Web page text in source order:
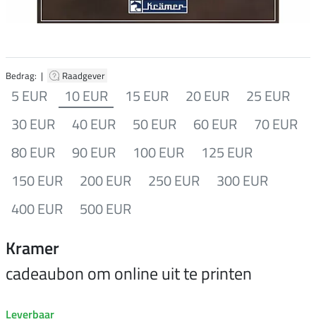
Bedrag: | Raadgever
5 EUR 10 EUR 15 EUR 20 EUR
25 EUR
30 EUR
40 EUR 50 EUR 60 EUR
70 EUR
80 EUR
90 EUR 100 EUR
125 EUR
150 EUR
200 EUR 250 EUR
300 EUR
400 EUR
500 EUR
Kramer
cadeaubon om online uit te printen
Leverbaar